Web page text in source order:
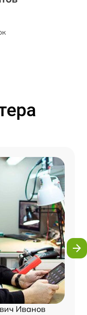
Иванов